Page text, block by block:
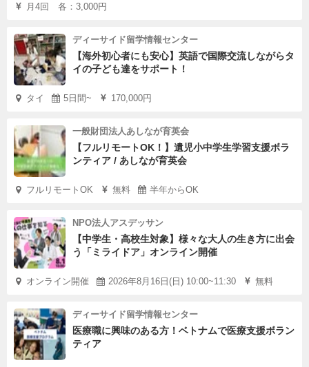
月4回 各：3,000円
ディーサイド留学情報センター
【海外初心者にも安心】英語で国際交流しながらタ
イの子ども達をサポート！
タイ 5日間~ 170,000円
一般財団法人あしなが育英会
【フルリモートOK！】遺児小中学生学習支援ボラ
ンティア / あしなが育英会
フルリモートOK 無料 半年からOK
NPO法人アスデッサン
【中学生・高校生対象】様々な大人の生き方に出会
う「ミライドア」オンライン開催
オンライン開催 2026年8月16日(日) 10:00~11:30 無料
ディーサイド留学情報センター
医療職に興味のある方！ベトナムで医療支援ボラン
ティア